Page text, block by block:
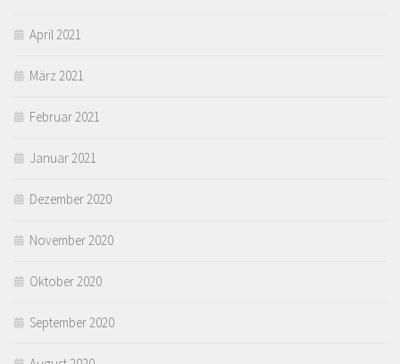
April 2021
März 2021
Februar 2021
Januar 2021
Dezember 2020
November 2020
Oktober 2020
September 2020